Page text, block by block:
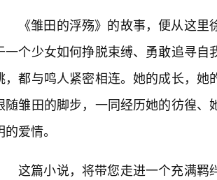
《雏田的浮殇》的故事，便从这
一个少女如何挣脱束缚、勇敢追寻
，都与鸣人紧密相连。她的成长，
随雏田的脚步，一同经历她的彷徨
的爱情。
这篇小说，将带您走进一个充满羁